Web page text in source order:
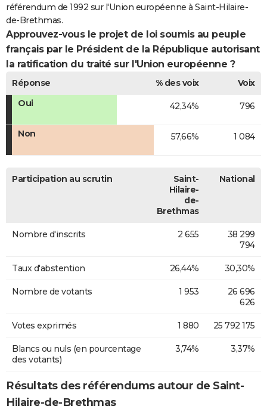
référendum de 1992 sur l'Union européenne à Saint-Hilaire-
de-Brethmas.
Approuvez-vous le projet de loi soumis au peuple
français par le Président de la République autorisant
la ratification du traité sur l'Union européenne ?
Réponse % des voix
Voix
Oui
42,34% 796
Non 57,66% 1 084
Participation au scrutin
Saint-
Hilaire-
de-
Brethmas
National
Nombre d'inscrits 2 655
38 299
794
Taux d'abstention 26,44% 30,30%
Nombre de votants 1 953
26 696
626
Votes exprimés 1 880 25 792 175
Blancs ou nuls (en pourcentage
des votants)
3,74% 3,37%
Résultats des référendums autour de Saint-
Hilaire-de-Brethmas